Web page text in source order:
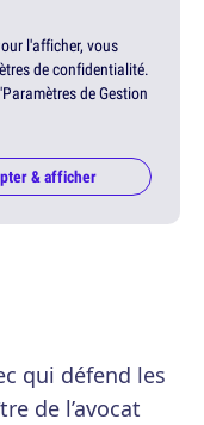
l'afficher, vous
de confidentialité.
de Gestion
& afficher
qui défend les
de l’avocat